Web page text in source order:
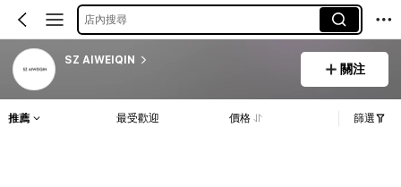
店內搜尋
SZ AIWEIQIN
關注
推薦 最受歡迎 價格 篩選